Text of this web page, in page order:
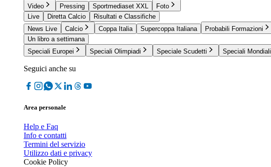
Video Pressing Sportmediaset XXL
Foto
Live
Diretta Calcio
Risultati e Classifiche
News Live
Calcio Coppa Italia Supercoppa Italiana Probabili Formazioni
Un libro a settimana
Speciali Europei
Speciali Olimpiadi Speciale Scudetti Speciali Mondiali
Seguici anche su
Area personale
Help e Faq
Info e contatti
Termini del servizio
Utilizzo dati e privacy
Cookie Policy